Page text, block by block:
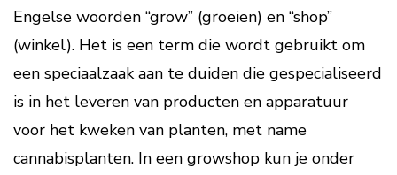
Engelse woorden “grow” (groeien) en “shop”
(winkel). Het is een term die wordt gebruikt om
een speciaalzaak aan te duiden die gespecialiseerd
is in het leveren van producten en apparatuur
voor het kweken van planten, met name
cannabisplanten. In een growshop kun je onder